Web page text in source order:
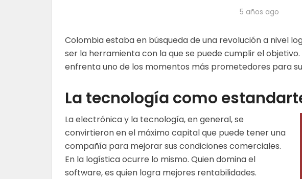
5 años ago
Colombia estaba en búsqueda de una revolución a nivel
ser la herramienta con la que se puede cumplir el
enfrenta uno de los momentos más prometedores para
La tecnología como
La electrónica y la tecnología, en general, se
convirtieron en el máximo capital que puede tener una
compañía para mejorar sus condiciones comerciales.
En la logística ocurre lo mismo. Quien domina el
software, es quien logra mejores rentabilidades.